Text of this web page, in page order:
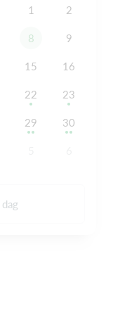
1 2
8 9
15 16
22 23
29 30